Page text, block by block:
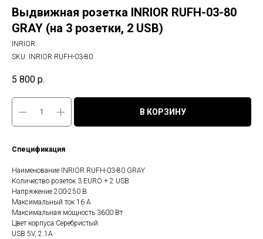
Выдвижная розетка INRIOR RUFH-03-80
GRAY (на 3 розетки, 2 USB)
INRIOR
SKU: INRIOR RUFH-03-80
5 800 р.
В КОРЗИНУ
Спецификация
Наименование INRIOR RUFH-03-80 GRAY
Количество розеток 3 EURO + 2 USB
Напряжение 200-250 В
Максимальный ток 16 А
Максимальная мощность 3600 Вт
Цвет корпуса Серебристый
USB 5V, 2.1A